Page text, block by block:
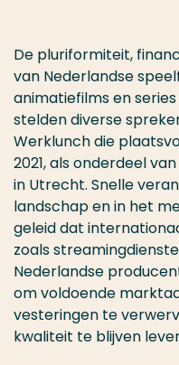
De pluri­for­miteit,
van Neder­landse
animatiefilms en
stelden diverse
Werk­lunch die
2021, als onderdeel
in Utrecht. Snelle
land­schap en in het
geleid dat
zoals
Neder­landse
om voldoende
vesteringen te
kwaliteit te blijven